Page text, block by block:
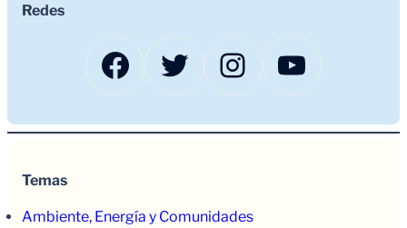
Redes
Facebook
TwitterInstagram
Temas
Ambiente, Energía y Comunidades